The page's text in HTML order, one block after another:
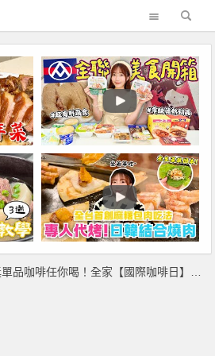
咖啡任你喝！全家【國際咖啡日】套組優惠開賣！